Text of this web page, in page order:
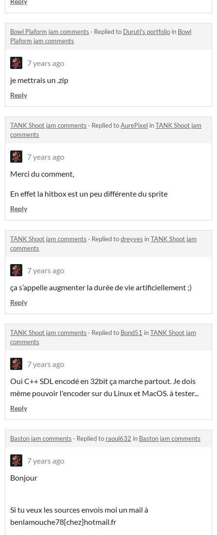
Bowl Plaform jam comments · Replied to Duruti's portfolio in Bowl
Plaform jam comments
7 years ago
je mettrais un .zip
Reply
TANK Shoot jam comments · Replied toAurePixel inTANK Shoot jam
comments
7 years ago
Merci du comment,
En effet la hitbox est un peu différente du sprite
Reply
TANK Shoot jam comments · Replied todreyves inTANK Shoot jam
comments
7 years ago
ça s’appelle augmenter la durée de vie artificiellement ;)
Reply
TANK Shoot jam comments · Replied to Bond51 inTANK Shoot jam
comments
7 years ago
Oui C++ SDL encodé en 32bit ça marche partout. Je dois
mème pouvoir l'encoder sur du Linux et MacOS. à tester...
Reply
Baston jam comments · Replied to raoul632 in Baston jam comments
7 years ago
Bonjour
Si tu veux les sources envois moi un mail à
benlamouche78[chez]hotmail.fr